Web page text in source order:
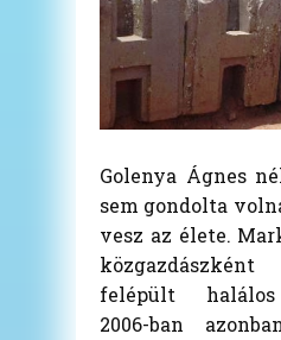
Golenya Ágnes
sem gondolta
vesz az élete.
felépült halálos
2006-ban